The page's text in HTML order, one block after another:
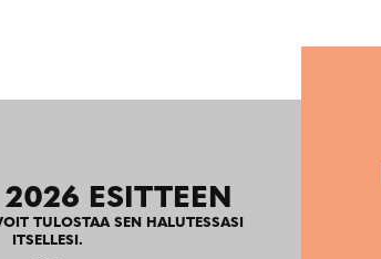
ESITTEEN
TULOSTAA SEN HALUTESSASI
ITSELLESI.